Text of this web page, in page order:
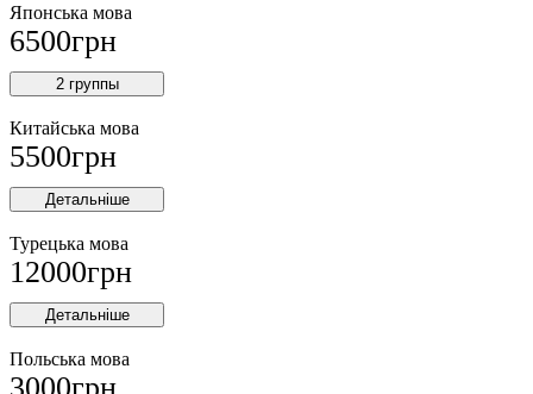
Японська мова
6500грн
2 группы
Китайська мова
5500грн
Детальніше
Турецька мова
12000грн
Детальніше
Польська мова
3000грн